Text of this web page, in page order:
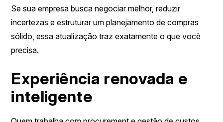
Se sua empresa busca negociar melhor, reduzir
incertezas e estruturar um planejamento de compras
sólido, essa atualização traz exatamente o que você
precisa.
Experiência renovada e
inteligente